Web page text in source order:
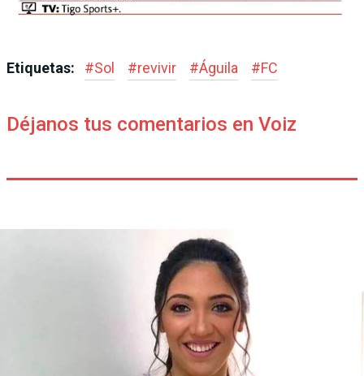
Etiquetas: #Sol #revivir #Águila #FC
Déjanos tus comentarios en Voiz